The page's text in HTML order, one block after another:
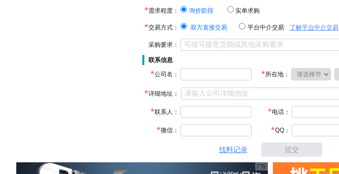
需求程度：
询价阶段
实单求购
交易方式：
双方直接交易 平台中介交易 了解平台中介交易
采购要求：
联系信息
公司名：
所在地：
详细地址：
联系人： 电话：
微信： QQ：
找料记录 提交